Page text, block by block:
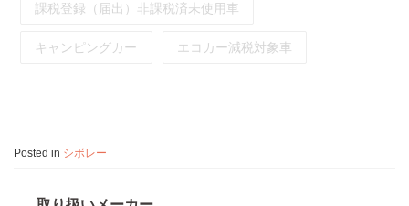
課税登録（届出）非課税済未使用車
キャンピングカー エコカー減税対象車
Posted in シボレー